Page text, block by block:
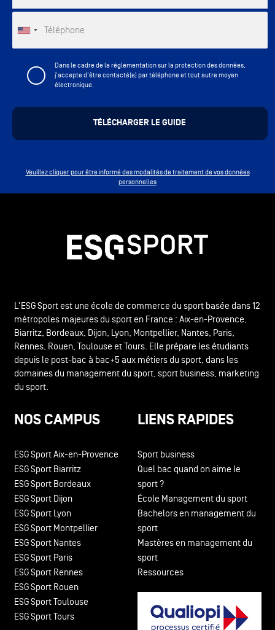
Téléphone
Dans le cadre de la réglementation sur la protection des données,
j'accepte d'être contacté(e) par téléphone et tout autre moyen
électronique.
Veuillez cliquer pour être informé des modalités de traitement de vos données
personnelles
L'ESG Sport est une école de commerce du sport basée dans 12
métropoles majeures du sport en France : Aix-en-Provence,
Biarritz, Bordeaux, Dijon, Lyon, Montpellier, Nantes, Paris,
Rennes, Rouen, Toulouse et Tours. Elle prépare les étudiants
depuis le post-bac à bac+5 aux métiers du sport, dans les
domaines du management du sport, sport business, marketing
du sport.
NOS CAMPUS
ESG Sport Aix-en-Provence
ESG Sport Biarritz
ESG Sport Bordeaux
ESG Sport Dijon
ESG Sport Lyon
ESG Sport Montpellier
ESG Sport Nantes
ESG Sport Paris
ESG Sport Rennes
ESG Sport Rouen
ESG Sport Toulouse
ESG Sport Tours
LIENS RAPIDES
Sport business
Quel bac quand on aime le
sport ?
École Management du sport
Bachelors en management du
sport
Mastères en management du
sport
Ressources